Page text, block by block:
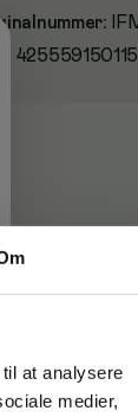
at analysere
medier,
: